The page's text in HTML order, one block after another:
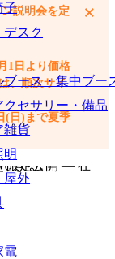
子
デスク
ブース・集中ブー
クセサリー・備品
雑貨
明
屋外
電
きます説明会を定
1日より価格
、順次サイ
(日)まで夏季
×